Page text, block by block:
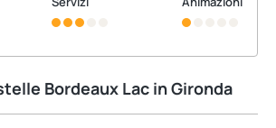
Bordeaux Lac in Gironda